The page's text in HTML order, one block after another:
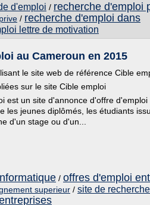
d'emploi / recherche d'emploi
/ recherche d'emploi dans
lettre de motivation
au Cameroun en 2015
le site web de référence Cible
sur le site Cible emploi
est un site d'annonce d'offre d'emploi
les jeunes diplômés, les étudiants
d'un stage ou d'un...
/ offres d'emploi
superieur / site de